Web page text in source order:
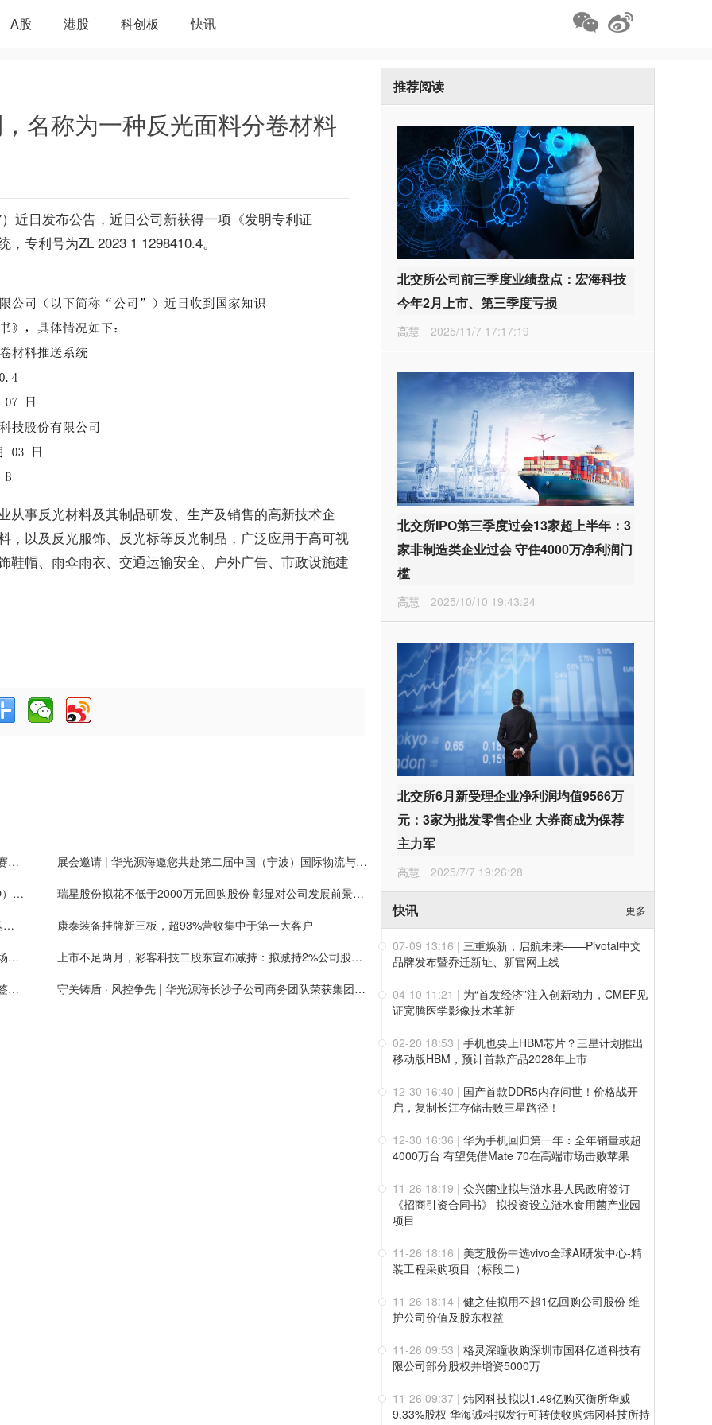
A股 港股 科创板 快讯
名称为一种反光面料分卷材料
近日发布公告，近日公司新获得一项《发明专利证
专利号为ZL 2023 1 1298410.4。
从事反光材料及其制品研发、生产及销售的高新技术企
，以及反光服饰、反光标等反光制品，广泛应用于高可视
鞋帽、雨伞雨衣、交通运输安全、户外广告、市政设施建
艾斯迪：铝合金轻量化零部件业务提质扩量，新能源赛道占比持续提高
展会邀请 | 华光源海邀您共赴第二届中国（宁波）国际物流与供应链博览会，展位号：T01
智引未来·共赴AI时代 | 华光源海诚聘首席AI官（CAIO），共创智慧物流新未来！
瑞星股份拟花不低于2000万元回购股份 彰显对公司发展前景的信心
北交所邀8家公募基金座谈：促市场稳定健康发展，基金称上市公司质量持续提升
康泰装备挂牌新三板，超93%营收集中于第一大客户
高光新材挂牌新三板，通用、封装金属掩膜版国内市场份额排名第一
上市不足两月，彩客科技二股东宣布减持：拟减持2%公司股份约可套现5008万元
加纳共和国土地与自然资源部代表团访问天润科技并签署合作备忘录
守关铸盾 · 风控争先 | 华光源海长沙子公司商务团队荣获集团优秀风控团队奖
推荐阅读
北交所公司前三季度业绩盘点：宏海科技
今年2月上市、第三季度亏损
高慧 2025/11/7 17:17:19
北交所IPO第三季度过会13家超上半年：3
家非制造类企业过会 守住4000万净利润门
槛
高慧 2025/10/10 19:43:24
北交所6月新受理企业净利润均值9566万
元：3家为批发零售企业 大券商成为保荐
主力军
高慧 2025/7/7 19:26:28
快讯 更多
07-09 13:16 | 三重焕新，启航未来——Pivotal中文
品牌发布暨乔迁新址、新官网上线
04-10 11:21 | 为“首发经济”注入创新动力，CMEF见
证宽腾医学影像技术革新
02-20 18:53 | 手机也要上HBM芯片？三星计划推出
移动版HBM，预计首款产品2028年上市
12-30 16:40 | 国产首款DDR5内存问世！价格战开
启，复制长江存储击败三星路径！
12-30 16:36 | 华为手机回归第一年：全年销量或超
4000万台 有望凭借Mate 70在高端市场击败苹果
11-26 18:19 | 众兴菌业拟与涟水县人民政府签订
《招商引资合同书》 拟投资设立涟水食用菌产业园
项目
11-26 18:16 | 美芝股份中选vivo全球AI研发中心-精
装工程采购项目（标段二）
11-26 18:14 | 健之佳拟用不超1亿回购公司股份 维
护公司价值及股东权益
11-26 09:53 | 格灵深瞳收购深圳市国科亿道科技有
限公司部分股权并增资5000万
11-26 09:37 | 炜冈科技拟以1.49亿购买衡所华威
9.33%股权 华海诚科拟发行可转债收购炜冈科技所持